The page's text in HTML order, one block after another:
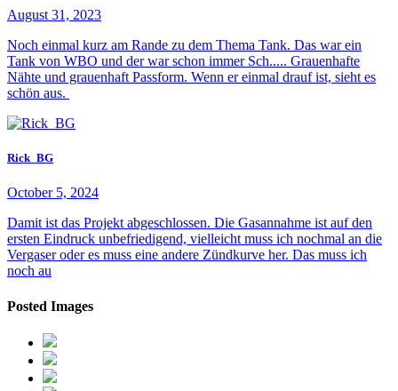
August 31, 2023
Noch einmal kurz am Rande zu dem Thema Tank. Das war ein
Tank von WBO und der war schon immer Sch..... Grauenhafte
Nähte und grauenhaft Passform. Wenn er einmal drauf ist, sieht es
schön aus.
Rick_BG
October 5, 2024
Damit ist das Projekt abgeschlossen. Die Gasannahme ist auf den
ersten Eindruck unbefriedigend, vielleicht muss ich nochmal an die
Vergaser oder es muss eine andere Zündkurve her. Das muss ich
noch au
Posted Images